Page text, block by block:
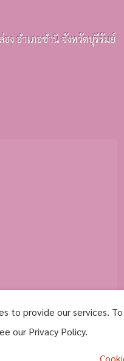
ง อำเภอชำนิ จังหวัดบุรีรัมย์
to provide our services.
our Privacy Policy.